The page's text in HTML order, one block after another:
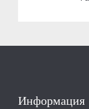
Информация